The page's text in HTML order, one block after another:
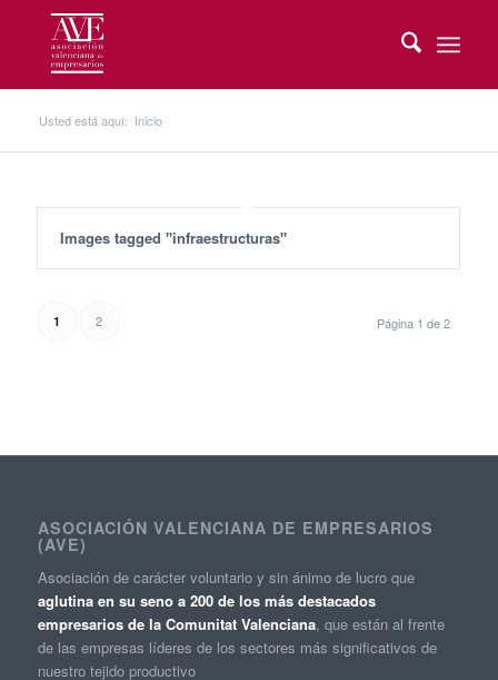
Usted está aquí: Inicio
Images tagged "infraestructuras"
Página 1 de 2
1 2
ASOCIACIÓN VALENCIANA DE EMPRESARIOS
(AVE)
Asociación de carácter voluntario y sin ánimo de lucro que
aglutina en su seno a 200 de los más destacados
empresarios de la Comunitat Valenciana, que están al frente
de las empresas líderes de los sectores más significativos de
nuestro tejido productivo